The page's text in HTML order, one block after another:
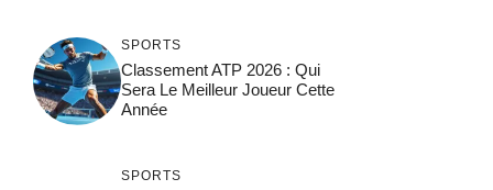
SPORTS
Classement ATP 2026 : Qui
Sera Le Meilleur Joueur Cette
Année
SPORTS